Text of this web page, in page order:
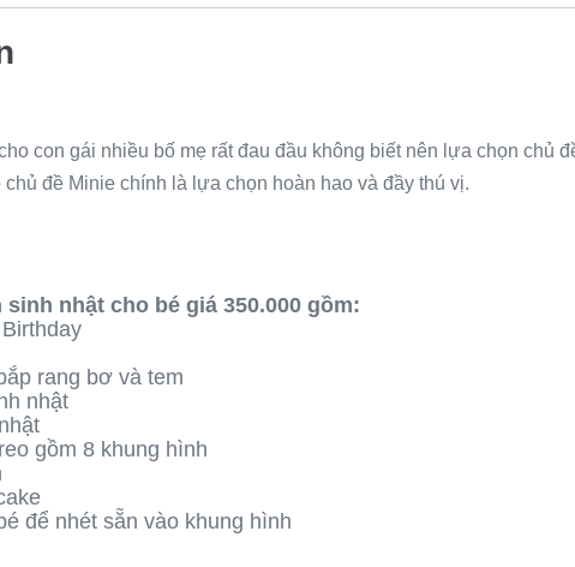
con gái nhiều bố mẹ rất đau đầu không biết nên lựa chọn chủ
chủ đề Minie chính là lựa chọn hoàn hao và đầy thú vị.
nhật cho bé giá 350.000 gồm:
rang bơ và tem
nhật
gồm 8 khung hình
để nhét sẵn vào khung hình